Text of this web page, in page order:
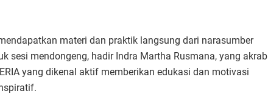
materi dan praktik langsung dari narasumber
sesi mendongeng, hadir Indra Martha Rusmana, yang akrab
yang dikenal aktif memberikan edukasi dan motivasi